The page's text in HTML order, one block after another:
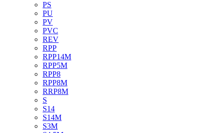
PS
PU
PV
PVC
REV
RPP
RPP14M
RPP5M
RPP8
RPP8M
RRP8M
S
S14
S14M
S3M